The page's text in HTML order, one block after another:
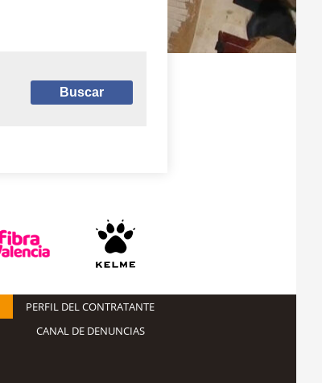
PERFIL DEL CONTRATANTE
CANAL DE DENUNCIAS